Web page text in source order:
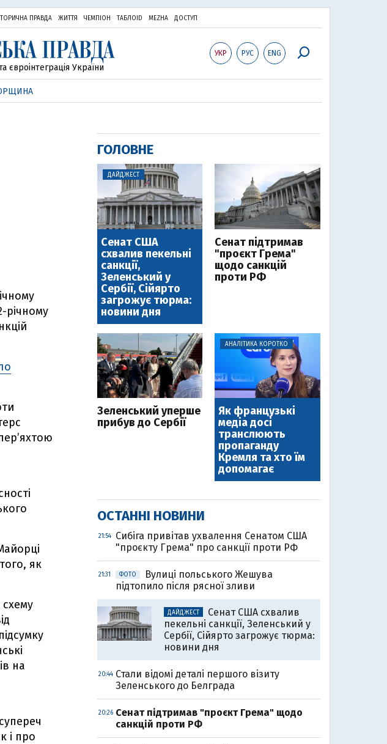
ПРАВДА ЖИТТЯ ЧЕМПІОН ТАБЛОID MEZHA ДОСТУП
УКР РУС ENG
євроінтеграція України
річному
як
на
і про
ГОЛОВНЕ
ДАЙДЖЕСТ
Сенат США
схвалив пекельні
санкції,
Зеленський у
Сербії, Сійярто
загрожує тюрма:
новини дня
Cенат підтримав
"проєкт Грема"
щодо санкцій
проти РФ
Зеленський уперше
прибув до Сербії
АНАЛІТИКА КОРОТКО
Як французькі
медіа досі
транслюють
пропаганду
Кремля та хто їм
допомагає
ОСТАННІ НОВИНИ
21:54
Cибіга привітав ухвалення Сенатом США
"проєкту Грема" про санкції проти РФ
21:31 ФОТО
Вулиці польського Жешува
підтопило після рясної зливи
ДАЙДЖЕСТ
Сенат США схвалив
пекельні санкції, Зеленський у
Сербії, Сійярто загрожує тюрма:
новини дня
20:44 Стали відомі деталі першого візиту
Зеленського до Белграда
20:26 Cенат підтримав "проєкт Грема" щодо
санкцій проти РФ